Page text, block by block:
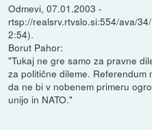
Odmevi, 07.01.2003 -
rtsp://realsrv.rtvslo.si:554/ava/
2:54).
Borut Pahor:
"Tukaj ne gre samo za pravne
za politične dileme.
da ne bi v nobenem primeru
unijo in NATO."